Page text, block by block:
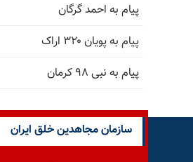
پیام به احمد گرگان
پیام به پویان ۳۲۰ اراک
پیام به نبی ۹۸ کرمان
سازمان مجاهدین خلق ایران